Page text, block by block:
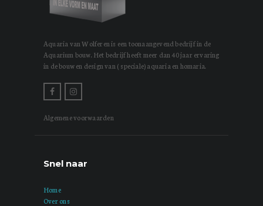
Aquaria van Wolferen is een toonaangevend bedrijf in de
Aquarium bouw. Het bedrijf heeft meer dan 40 jaar ervaring
in de bouw en design van ( speciale) aquaria en homaria.
Algemene voorwaarden
Snel naar
Home
Over ons